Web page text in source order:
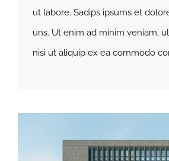
ut labore. Sadips ipsums et
uns. Ut enim ad minim veniam,
nisi ut aliquip ex ea commodo